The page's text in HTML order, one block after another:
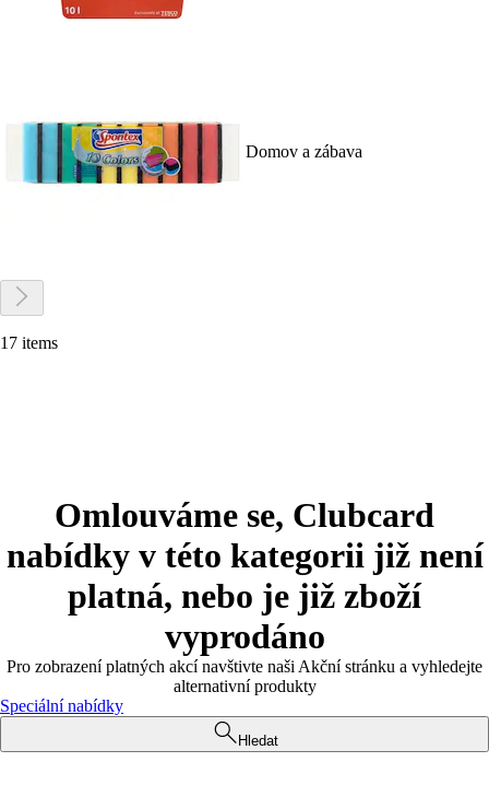
Domov a zábava
17 items
Omlouváme se, Clubcard
nabídky v této kategorii již není
platná, nebo je již zboží
vyprodáno
Pro zobrazení platných akcí navštivte naši Akční stránku a vyhledejte
alternativní produkty
Speciální nabídky
Hledat